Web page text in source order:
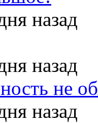
назад
назад
не
назад